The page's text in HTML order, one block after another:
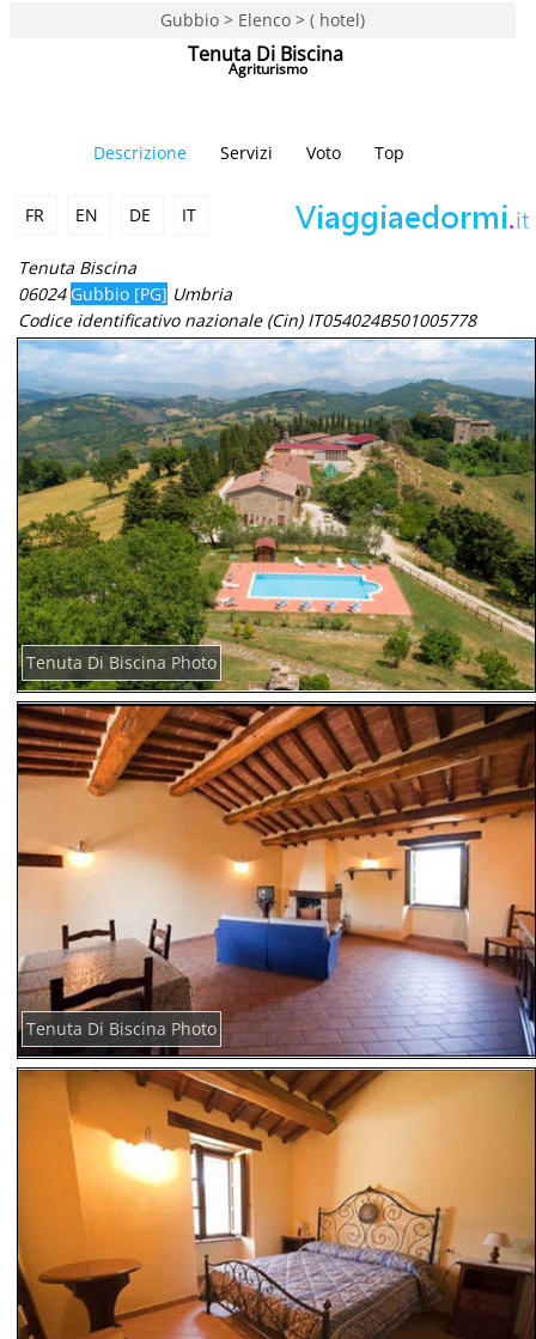
Gubbio > Elenco > ( hotel)
Tenuta Di Biscina
Agriturismo
Descrizione Servizi Voto Top
FR EN DE IT
Tenuta Biscina
06024 Gubbio [PG] Umbria
Codice identificativo nazionale (Cin) IT054024B501005778
Tenuta Di Biscina Photo
Tenuta Di Biscina Photo